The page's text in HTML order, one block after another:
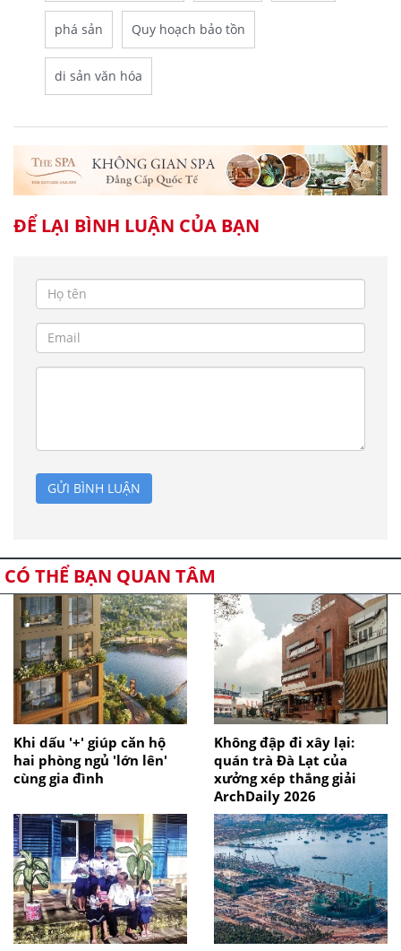
phá sản Quy hoạch bảo tồn
di sản văn hóa
ĐỂ LẠI BÌNH LUẬN CỦA BẠN
GỬI BÌNH LUẬN
CÓ THỂ BẠN QUAN TÂM
Khi dấu '+' giúp căn hộ
hai phòng ngủ 'lớn lên'
cùng gia đình
Không đập đi xây lại:
quán trà Đà Lạt của
xưởng xép thắng giải
ArchDaily 2026